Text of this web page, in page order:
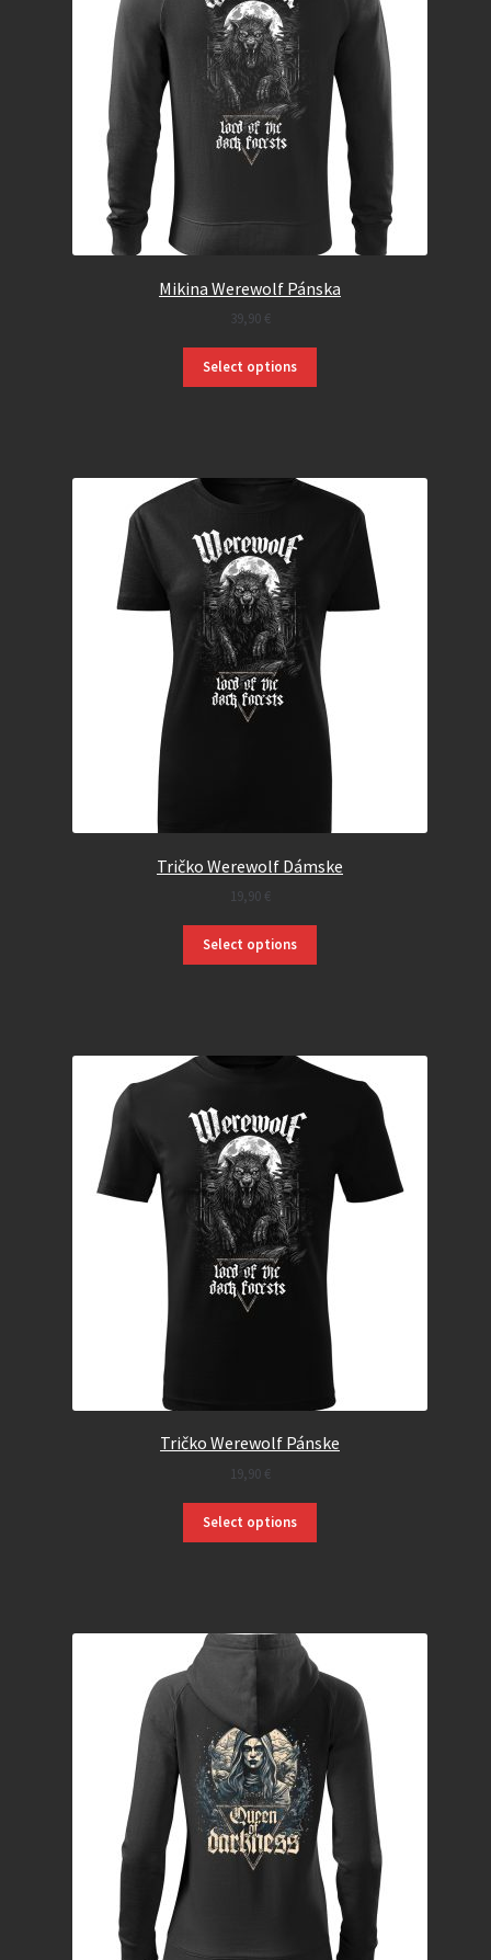
Mikina Werewolf Pánska
39,90 €
Select options
Tričko Werewolf Dámske
19,90 €
Select options
Tričko Werewolf Pánske
19,90 €
Select options